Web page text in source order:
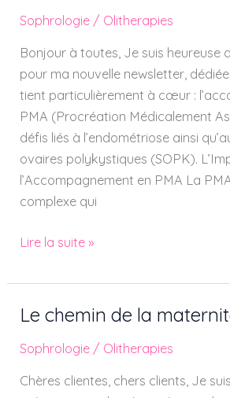
Sophrologie / Olitherapies
Bonjour à toutes, Je suis heureuse
pour ma nouvelle newsletter,
tient particulièrement à cœur :
PMA (Procréation Médicalement
défis liés à l’endométriose ainsi
ovaires polykystiques (SOPK).
l’Accompagnement en PMA La
complexe qui
SOPK
Lire la suite »
Le chemin de la
Sophrologie / Olitherapies
Chères clientes, chers clients, Je
Le
de
la